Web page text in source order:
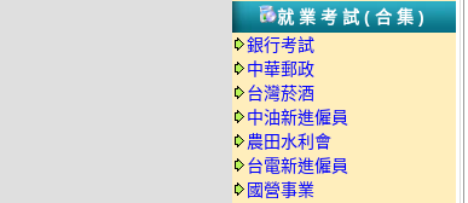
就業考試(合集)
銀行考試
中華郵政
台灣菸酒
中油新進僱員
農田水利會
台電新進僱員
國營事業